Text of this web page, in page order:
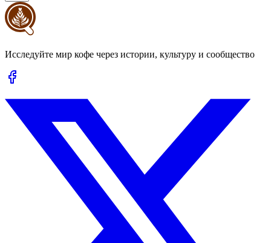
Исследуйте мир кофе через истории, культуру и сообщество